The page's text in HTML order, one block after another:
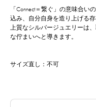
「Connect＝繋ぐ」の意味合
込み、自分自身を造り上げる存
上質なシルバージュエリーは
な佇まいへと導きます。
サイズ直し：不可